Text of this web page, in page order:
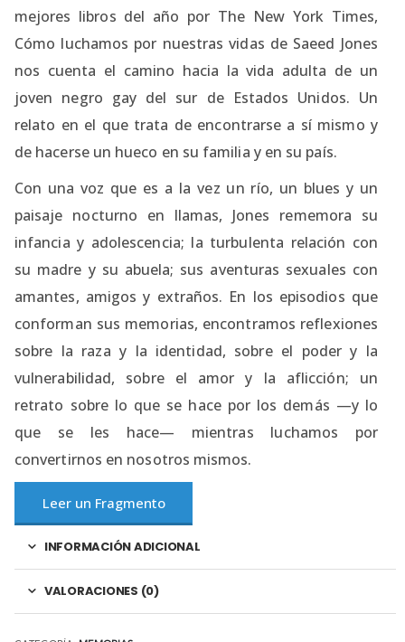
mejores libros del año por The New York Times,
Cómo luchamos por nuestras vidas de Saeed Jones
nos cuenta el camino hacia la vida adulta de un
joven negro gay del sur de Estados Unidos. Un
relato en el que trata de encontrarse a sí mismo y
de hacerse un hueco en su familia y en su país.
Con una voz que es a la vez un río, un blues y un
paisaje nocturno en llamas, Jones rememora su
infancia y adolescencia; la turbulenta relación con
su madre y su abuela; sus aventuras sexuales con
amantes, amigos y extraños. En los episodios que
conforman sus memorias, encontramos reflexiones
sobre la raza y la identidad, sobre el poder y la
vulnerabilidad, sobre el amor y la aflicción; un
retrato sobre lo que se hace por los demás —y lo
que se les hace— mientras luchamos por
convertirnos en nosotros mismos.
Leer un Fragmento
INFORMACIÓN ADICIONAL
VALORACIONES (0)